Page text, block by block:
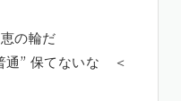
の輪だ
通” 保てないな ＜